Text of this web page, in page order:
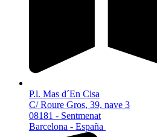
P.l. Mas d´En Cisa
C/ Roure Gros, 39, nave 3
08181 - Sentmenat
Barcelona - España